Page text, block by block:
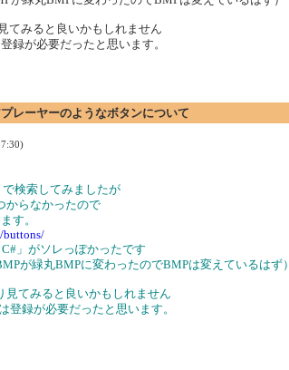
てみると良いかもしれません
録が必要だったと思います。
レーヤーのようなボタンについて
検索してみましたが
からなかったので
す。
buttons/
」がソレっぽかったです
が緑丸BMPに変わったのでBMPは変えているはず）
見てみると良いかもしれません
登録が必要だったと思います。